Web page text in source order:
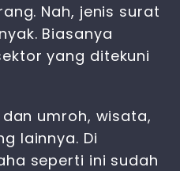
Nah, jenis surat
Biasanya
yang ditekuni
umroh, wisata,
lainnya. Di
seperti ini sudah